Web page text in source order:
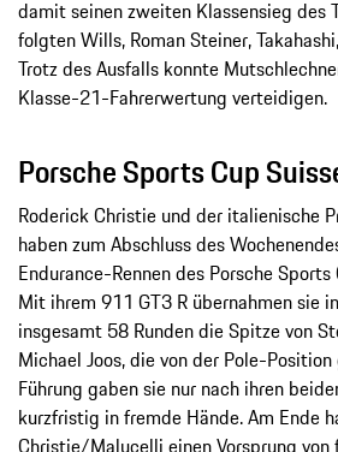
damit seinen zweiten Klassensieg des
folgten Wills, Roman Steiner,
Trotz des Ausfalls konnte
Klasse-21-Fahrerwertung verteidigen.
Porsche Sports Cup
Roderick Christie und der italienische
haben zum Abschluss des
Endurance-Rennen des Porsche
Mit ihrem 911 GT3 R übernahmen sie
insgesamt 58 Runden die Spitze von
Michael Joos, die von der Pole-
Führung gaben sie nur nach ihren
kurzfristig in fremde Hände. Am Ende
Christie/Malucelli einen Vorsprung